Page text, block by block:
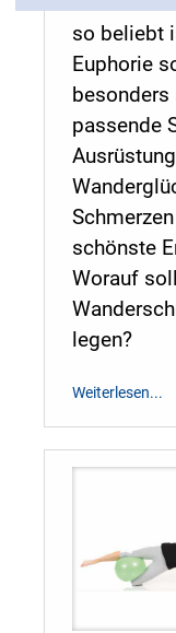
so beliebt
Euphorie
besonders
passende
schönste
Worauf
legen?
Weiterlesen...